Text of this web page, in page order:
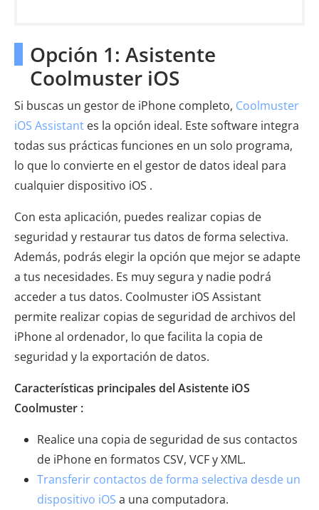
Opción 1: Asistente
Coolmuster iOS
Si buscas un gestor de iPhone completo, Coolmuster
iOS Assistant es la opción ideal. Este software integra
todas sus prácticas funciones en un solo programa,
lo que lo convierte en el gestor de datos ideal para
cualquier dispositivo iOS .
Con esta aplicación, puedes realizar copias de
seguridad y restaurar tus datos de forma selectiva.
Además, podrás elegir la opción que mejor se adapte
a tus necesidades. Es muy segura y nadie podrá
acceder a tus datos. Coolmuster iOS Assistant
permite realizar copias de seguridad de archivos del
iPhone al ordenador, lo que facilita la copia de
seguridad y la exportación de datos.
Características principales del Asistente iOS
Coolmuster :
Realice una copia de seguridad de sus contactos
de iPhone en formatos CSV, VCF y XML.
Transferir contactos de forma selectiva desde un
dispositivo iOS a una computadora.